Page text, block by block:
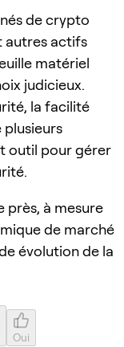
de crypto
autres actifs
matériel
judicieux.
la facilité
plusieurs
outil pour gérer
près, à mesure
de marché
évolution de la
Oui